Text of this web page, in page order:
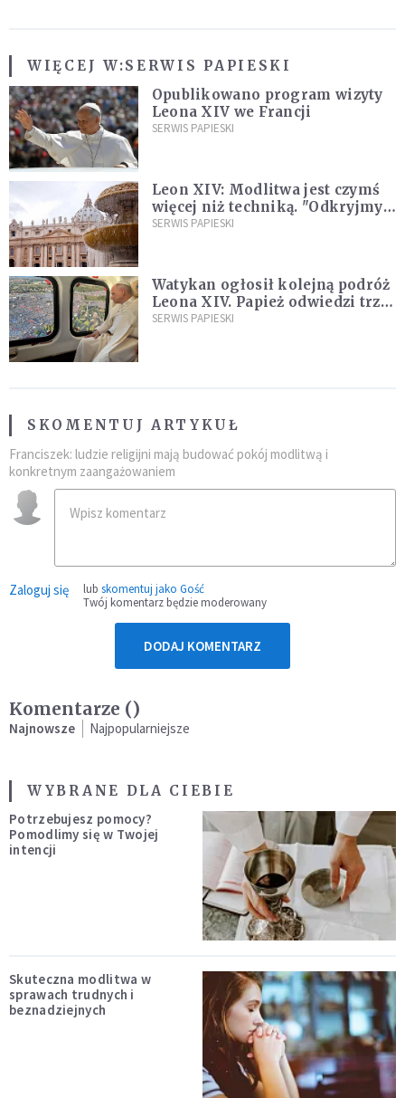
WIĘCEJ W:SERWIS PAPIESKI
Opublikowano program wizyty
Leona XIV we Francji
SERWIS PAPIESKI
Leon XIV: Modlitwa jest czymś
więcej niż techniką. "Odkryjmy
ją na nowo"
SERWIS PAPIESKI
Watykan ogłosił kolejną podróż
Leona XIV. Papież odwiedzi trzy
kraje Ameryki Południowej
SERWIS PAPIESKI
SKOMENTUJ ARTYKUŁ
Franciszek: ludzie religijni mają budować pokój modlitwą i
konkretnym zaangażowaniem
Zaloguj się lub skomentuj jako Gość
Twój komentarz będzie moderowany
DODAJ KOMENTARZ
Komentarze ()
Najnowsze Najpopularniejsze
WYBRANE DLA CIEBIE
Potrzebujesz pomocy?
Pomodlimy się w Twojej
intencji
Skuteczna modlitwa w
sprawach trudnych i
beznadziejnych